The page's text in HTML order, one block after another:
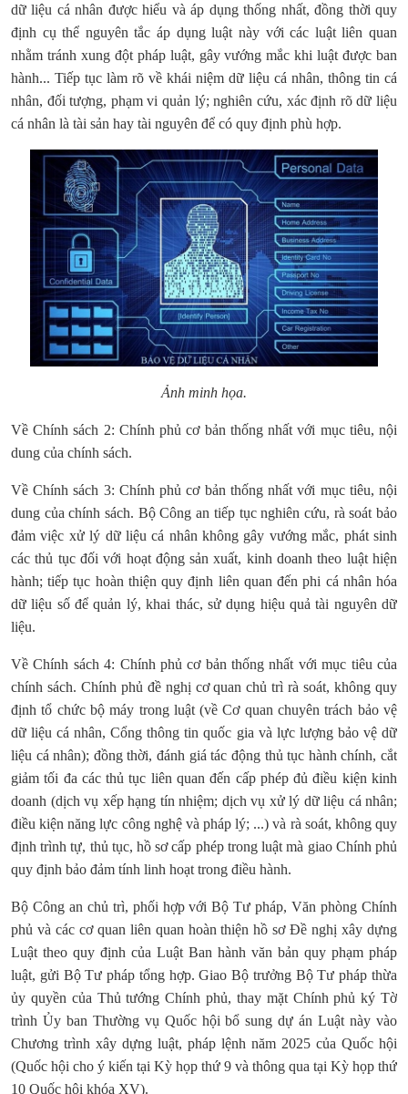
dữ liệu cá nhân được hiểu và áp dụng thống nhất, đồng thời quy
định cụ thể nguyên tắc áp dụng luật này với các luật liên quan
nhằm tránh xung đột pháp luật, gây vướng mắc khi luật được ban
hành... Tiếp tục làm rõ về khái niệm dữ liệu cá nhân, thông tin cá
nhân, đối tượng, phạm vi quản lý; nghiên cứu, xác định rõ dữ liệu
cá nhân là tài sản hay tài nguyên để có quy định phù hợp.
Ảnh minh họa.
Về Chính sách 2: Chính phủ cơ bản thống nhất với mục tiêu, nội
dung của chính sách.
Về Chính sách 3: Chính phủ cơ bản thống nhất với mục tiêu, nội
dung của chính sách. Bộ Công an tiếp tục nghiên cứu, rà soát bảo
đảm việc xử lý dữ liệu cá nhân không gây vướng mắc, phát sinh
các thủ tục đối với hoạt động sản xuất, kinh doanh theo luật hiện
hành; tiếp tục hoàn thiện quy định liên quan đến phi cá nhân hóa
dữ liệu số để quản lý, khai thác, sử dụng hiệu quả tài nguyên dữ
liệu.
Về Chính sách 4: Chính phủ cơ bản thống nhất với mục tiêu của
chính sách. Chính phủ đề nghị cơ quan chủ trì rà soát, không quy
định tổ chức bộ máy trong luật (về Cơ quan chuyên trách bảo vệ
dữ liệu cá nhân, Cổng thông tin quốc gia và lực lượng bảo vệ dữ
liệu cá nhân); đồng thời, đánh giá tác động thủ tục hành chính, cắt
giảm tối đa các thủ tục liên quan đến cấp phép đủ điều kiện kinh
doanh (dịch vụ xếp hạng tín nhiệm; dịch vụ xử lý dữ liệu cá nhân;
điều kiện năng lực công nghệ và pháp lý; ...) và rà soát, không quy
định trình tự, thủ tục, hồ sơ cấp phép trong luật mà giao Chính phủ
quy định bảo đảm tính linh hoạt trong điều hành.
Bộ Công an chủ trì, phối hợp với Bộ Tư pháp, Văn phòng Chính
phủ và các cơ quan liên quan hoàn thiện hồ sơ Đề nghị xây dựng
Luật theo quy định của Luật Ban hành văn bản quy phạm pháp
luật, gửi Bộ Tư pháp tổng hợp. Giao Bộ trưởng Bộ Tư pháp thừa
ủy quyền của Thủ tướng Chính phủ, thay mặt Chính phủ ký Tờ
trình Ủy ban Thường vụ Quốc hội bổ sung dự án Luật này vào
Chương trình xây dựng luật, pháp lệnh năm 2025 của Quốc hội
(Quốc hội cho ý kiến tại Kỳ họp thứ 9 và thông qua tại Kỳ họp thứ
10 Quốc hội khóa XV).